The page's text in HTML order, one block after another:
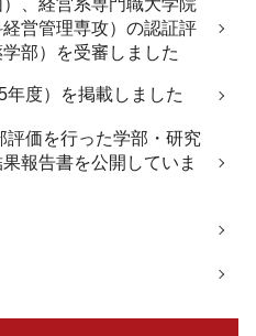
、経営系専門職大学院
営管理専攻）の認証評
部）を受審しました
年度）を掲載しました
価を行った学部・研究
報告書を公開していま